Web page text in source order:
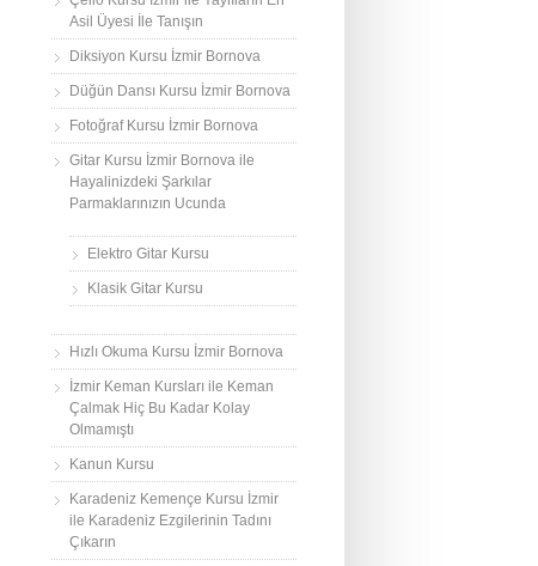
Asil Üyesi İle Tanışın
Diksiyon Kursu İzmir Bornova
Düğün Dansı Kursu İzmir Bornova
Fotoğraf Kursu İzmir Bornova
Gitar Kursu İzmir Bornova ile
Hayalinizdeki Şarkılar
Parmaklarınızın Ucunda
Elektro Gitar Kursu
Klasik Gitar Kursu
Hızlı Okuma Kursu İzmir Bornova
İzmir Keman Kursları ile Keman
Çalmak Hiç Bu Kadar Kolay
Olmamıştı
Kanun Kursu
Karadeniz Kemençe Kursu İzmir
ile Karadeniz Ezgilerinin Tadını
Çıkarın